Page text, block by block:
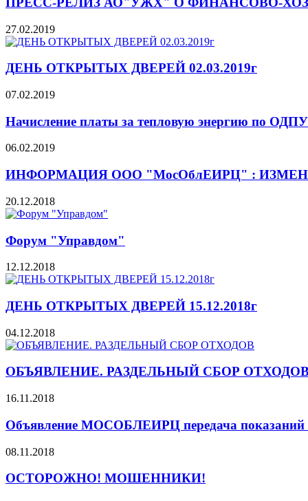
27.02.2019
ДЕНЬ ОТКРЫТЫХ ДВЕРЕЙ 02.03.2019г
07.02.2019
Начисление платы за тепловую энергию по ОДПУ
06.02.2019
ИНФОРМАЦИЯ ООО "МосОблЕИРЦ" :
20.12.2018
Форум "Управдом"
12.12.2018
ДЕНЬ ОТКРЫТЫХ ДВЕРЕЙ 15.12.2018г
04.12.2018
ОБЪЯВЛЕНИЕ. РАЗДЕЛЬНЫЙ СБОР
16.11.2018
Объявление МОСОБЛЕИРЦ передача показаний
08.11.2018
ОСТОРОЖНО! МОШЕННИКИ!